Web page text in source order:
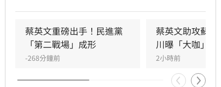
主委時，蔡英文一口就答應。完成兩屆總統任期
的蔡英文，除了挾帶超高人氣之外，新北更是她
的「政壇起家厝」，三度在此橫掃百萬票，有望
蔡英文重磅出手！民進黨
「第二戰場」成形
-268分鐘前
蔡英文助攻蘇
川曝「大咖」應
2小時前